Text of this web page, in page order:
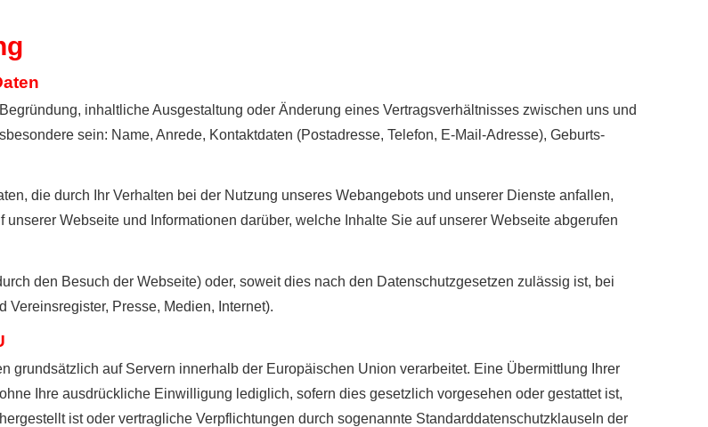
inhaltliche Ausgestaltung oder Änderung eines Vertragsverhältnisses zwischen uns und
sein: Name, Anrede, Kontaktdaten (Postadresse, Telefon, E-Mail-Adresse), Geburts­
die durch Ihr Verhalten bei der Nutzung unseres Webangebots und unserer Dienste anfallen,
Webseite und Informationen darüber, welche Inhalte Sie auf unserer Webseite abgerufen
den Besuch der Webseite) oder, soweit dies nach den Datenschutzgesetzen zulässig ist, bei
Presse, Medien, Internet).
grundsätzlich auf Servern innerhalb der Europäischen Union verarbeitet. Eine Übermittlung Ihrer
Ihre ausdrückliche Einwilligung lediglich, sofern dies gesetzlich vorgesehen oder gestattet ist,
ist oder vertragliche Verpflichtungen durch sogenannte Standarddatenschutzklauseln der